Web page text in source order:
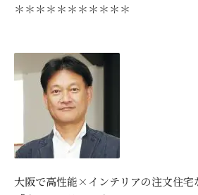
＊＊＊＊＊＊＊＊＊＊＊
大阪で高性能×インテリアの注文住宅